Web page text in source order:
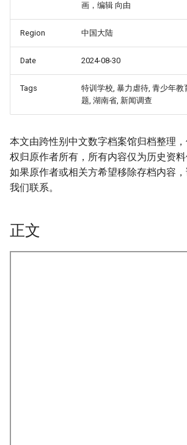
画，编辑 向由
Region 中国大陆
Date 2024-08-30
Tags
特训学校, 暴力虐待, 青少年教
题, 湖南省, 新闻调查
本文由跨性别中文数字档案馆归档整理
权归原作者所有，所有内容仅为历史资料
如果原作者或相关方希望移除存档内容
我们联系。
正文